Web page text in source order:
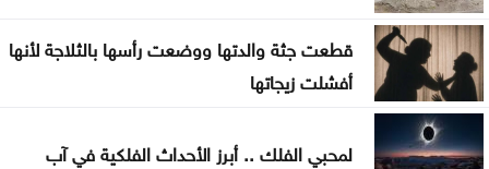
قطعت جثة والدتها ووضعت رأسها بالثلاجة لأنها
أفشلت زيجاتها
لمحبي الفلك .. أبرز الأحداث الفلكية في آب